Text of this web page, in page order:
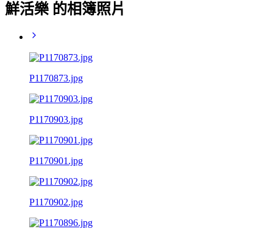
鮮活樂 的相簿照片
P1170873.jpg
P1170903.jpg
P1170901.jpg
P1170902.jpg